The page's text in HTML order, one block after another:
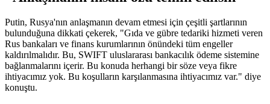
Putin, Rusya'nın anlaşmanın devam etmesi için çeşitli şartlarının
bulunduğuna dikkati çekerek, "Gıda ve gübre tedariki hizmeti veren
Rus bankaları ve finans kurumlarının önündeki tüm engeller
kaldırılmalıdır. Bu, SWIFT uluslararası bankacılık ödeme sistemine
bağlanmalarını içerir. Bu konuda herhangi bir söze veya fikre
ihtiyacımız yok. Bu koşulların karşılanmasına ihtiyacımız var." diye
konuştu.